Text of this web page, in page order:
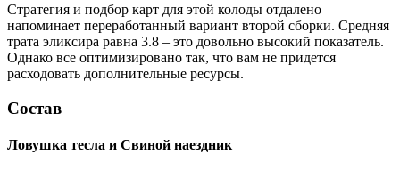
Стратегия и подбор карт для этой колоды отдалено
напоминает переработанный вариант второй сборки. Средняя
трата эликсира равна 3.8 – это довольно высокий показатель.
Однако все оптимизировано так, что вам не придется
расходовать дополнительные ресурсы.
Состав
Ловушка тесла и Свиной наездник